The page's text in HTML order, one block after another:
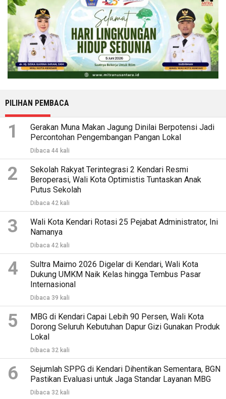
PILIHAN PEMBACA
1
Gerakan Muna Makan Jagung Dinilai Berpotensi Jadi
Percontohan Pengembangan Pangan Lokal
Dibaca 44 kali
2
Sekolah Rakyat Terintegrasi 2 Kendari Resmi
Beroperasi, Wali Kota Optimistis Tuntaskan Anak
Putus Sekolah
Dibaca 42 kali
3
Wali Kota Kendari Rotasi 25 Pejabat Administrator, Ini
Namanya
Dibaca 42 kali
4
Sultra Maimo 2026 Digelar di Kendari, Wali Kota
Dukung UMKM Naik Kelas hingga Tembus Pasar
Internasional
Dibaca 39 kali
5
MBG di Kendari Capai Lebih 90 Persen, Wali Kota
Dorong Seluruh Kebutuhan Dapur Gizi Gunakan Produk
Lokal
Dibaca 32 kali
6
Sejumlah SPPG di Kendari Dihentikan Sementara, BGN
Pastikan Evaluasi untuk Jaga Standar Layanan MBG
Dibaca 32 kali